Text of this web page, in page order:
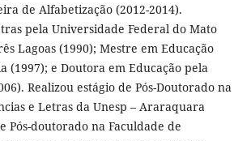
de Alfabetização (2012-2014).
pela Universidade Federal do Mato
Lagoas (1990); Mestre em Educação
(1997); e Doutora em Educação pela
Realizou estágio de Pós-Doutorado na
e Letras da Unesp – Araraquara
Pós-doutorado na Faculdade de